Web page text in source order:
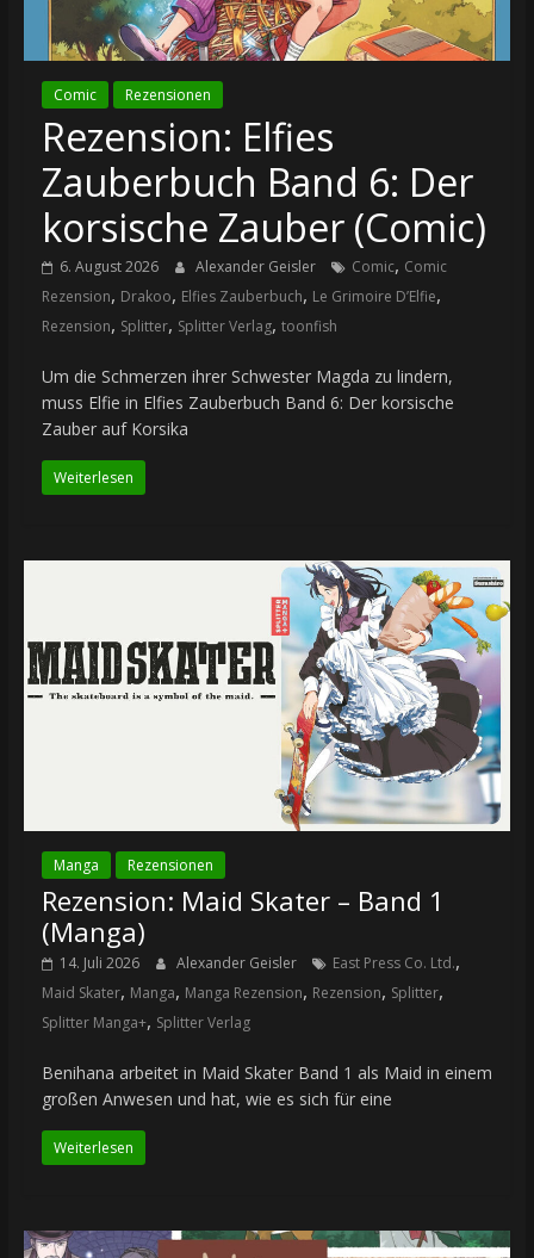
Comic Rezensionen
Rezension: Elfies
Zauberbuch Band 6: Der
korsische Zauber (Comic)
6. August 2026 Alexander Geisler Comic, Comic
Rezension, Drakoo, Elfies Zauberbuch, Le Grimoire D’Elfie,
Rezension, Splitter, Splitter Verlag, toonfish
Um die Schmerzen ihrer Schwester Magda zu lindern,
muss Elfie in Elfies Zauberbuch Band 6: Der korsische
Zauber auf Korsika
Weiterlesen
Manga Rezensionen
Rezension: Maid Skater – Band 1
(Manga)
14. Juli 2026 Alexander Geisler East Press Co. Ltd.,
Maid Skater, Manga, Manga Rezension, Rezension, Splitter,
Splitter Manga+, Splitter Verlag
Benihana arbeitet in Maid Skater Band 1 als Maid in einem
großen Anwesen und hat, wie es sich für eine
Weiterlesen